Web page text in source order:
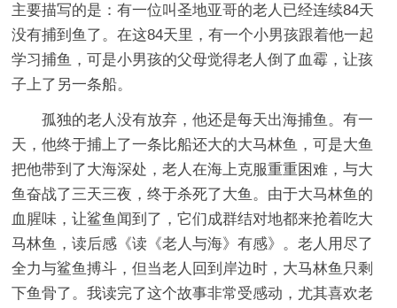
主要描写的是：有一位叫圣地亚哥的老人已经连续84天
没有捕到鱼了。在这84天里，有一个小男孩跟着他一起
学习捕鱼，可是小男孩的父母觉得老人倒了血霉，让孩
子上了另一条船。
孤独的老人没有放弃，他还是每天出海捕鱼。有一
天，他终于捕上了一条比船还大的大马林鱼，可是大鱼
把他带到了大海深处，老人在海上克服重重困难，与大
鱼奋战了三天三夜，终于杀死了大鱼。由于大马林鱼的
血腥味，让鲨鱼闻到了，它们成群结对地都来抢着吃大
马林鱼，读后感《读《老人与海》有感》。老人用尽了
全力与鲨鱼搏斗，但当老人回到岸边时，大马林鱼只剩
下鱼骨了。我读完了这个故事非常受感动，尤其喜欢老